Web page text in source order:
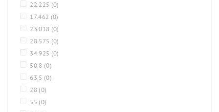
22.225 (0)
17.462 (0)
23.018 (0)
28.575 (0)
34.925 (0)
50.8 (0)
63.5 (0)
28 (0)
55 (0)